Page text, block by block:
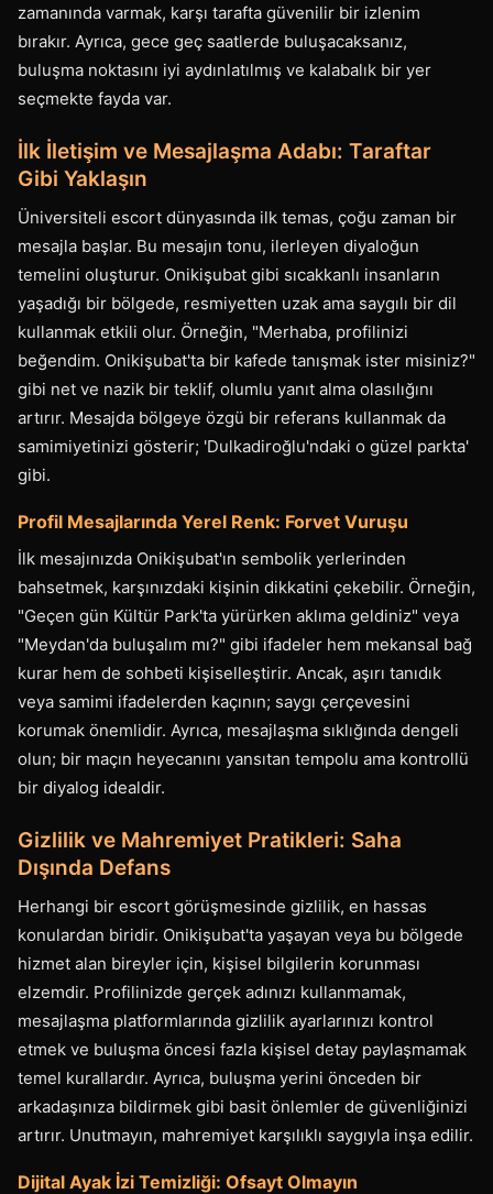
zamanında varmak, karşı tarafta güvenilir bir izlenim
bırakır. Ayrıca, gece geç saatlerde buluşacaksanız,
buluşma noktasını iyi aydınlatılmış ve kalabalık bir yer
seçmekte fayda var.
İlk İletişim ve Mesajlaşma Adabı: Taraftar
Gibi Yaklaşın
Üniversiteli escort dünyasında ilk temas, çoğu zaman bir
mesajla başlar. Bu mesajın tonu, ilerleyen diyaloğun
temelini oluşturur. Onikişubat gibi sıcakkanlı insanların
yaşadığı bir bölgede, resmiyetten uzak ama saygılı bir dil
kullanmak etkili olur. Örneğin, "Merhaba, profilinizi
beğendim. Onikişubat'ta bir kafede tanışmak ister misiniz?"
gibi net ve nazik bir teklif, olumlu yanıt alma olasılığını
artırır. Mesajda bölgeye özgü bir referans kullanmak da
samimiyetinizi gösterir; 'Dulkadiroğlu'ndaki o güzel parkta'
gibi.
Profil Mesajlarında Yerel Renk: Forvet Vuruşu
İlk mesajınızda Onikişubat'ın sembolik yerlerinden
bahsetmek, karşınızdaki kişinin dikkatini çekebilir. Örneğin,
"Geçen gün Kültür Park'ta yürürken aklıma geldiniz" veya
"Meydan'da buluşalım mı?" gibi ifadeler hem mekansal bağ
kurar hem de sohbeti kişiselleştirir. Ancak, aşırı tanıdık
veya samimi ifadelerden kaçının; saygı çerçevesini
korumak önemlidir. Ayrıca, mesajlaşma sıklığında dengeli
olun; bir maçın heyecanını yansıtan tempolu ama kontrollü
bir diyalog idealdir.
Gizlilik ve Mahremiyet Pratikleri: Saha
Dışında Defans
Herhangi bir escort görüşmesinde gizlilik, en hassas
konulardan biridir. Onikişubat'ta yaşayan veya bu bölgede
hizmet alan bireyler için, kişisel bilgilerin korunması
elzemdir. Profilinizde gerçek adınızı kullanmamak,
mesajlaşma platformlarında gizlilik ayarlarınızı kontrol
etmek ve buluşma öncesi fazla kişisel detay paylaşmamak
temel kurallardır. Ayrıca, buluşma yerini önceden bir
arkadaşınıza bildirmek gibi basit önlemler de güvenliğinizi
artırır. Unutmayın, mahremiyet karşılıklı saygıyla inşa edilir.
Dijital Ayak İzi Temizliği: Ofsayt Olmayın